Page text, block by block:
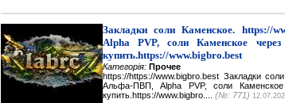
Закладки соли Каменское. https://
Alpha PVP, соли Каменское
купить.https://www.bigbro.best
Категорія: Прочее
https://https://www.bigbro.best Закладки
Альфа-ПВП, Alpha PVP, соли
купить.https://www.bigbro.... (№: 771)